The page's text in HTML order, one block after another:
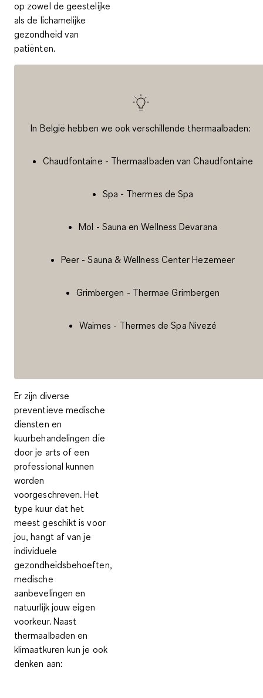
op zowel de geestelijke
als de lichamelijke
gezondheid van
patiënten.
In België hebben we ook verschillende thermaalbaden:
Chaudfontaine - Thermaalbaden van Chaudfontaine
Spa - Thermes de Spa
Mol - Sauna en Wellness Devarana
Peer - Sauna & Wellness Center Hezemeer
Grimbergen - Thermae Grimbergen
Waimes - Thermes de Spa Nivezé
Er zijn diverse
preventieve medische
diensten en
kuurbehandelingen die
door je arts of een
professional kunnen
worden
voorgeschreven. Het
type kuur dat het
meest geschikt is voor
jou, hangt af van je
individuele
gezondheidsbehoeften,
medische
aanbevelingen en
natuurlijk jouw eigen
voorkeur. Naast
thermaalbaden en
klimaatkuren kun je ook
denken aan: